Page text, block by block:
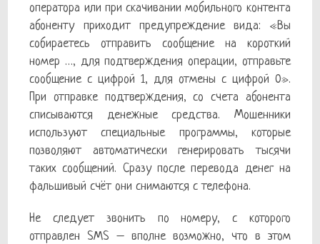
оператора или при скачивании мобильного контента
абоненту приходит предупреждение вида: «Вы
собираетесь отправить сообщение на короткий
номер …, для подтверждения операции, отправьте
сообщение с цифрой 1, для отмены с цифрой 0».
При отправке подтверждения, со счета абонента
списываются денежные средства. Мошенники
используют специальные программы, которые
позволяют автоматически генерировать тысячи
таких сообщений. Сразу после перевода денег на
фальшивый счёт они снимаются с телефона.
Не следует звонить по номеру, с которого
отправлен SMS – вполне возможно, что в этом